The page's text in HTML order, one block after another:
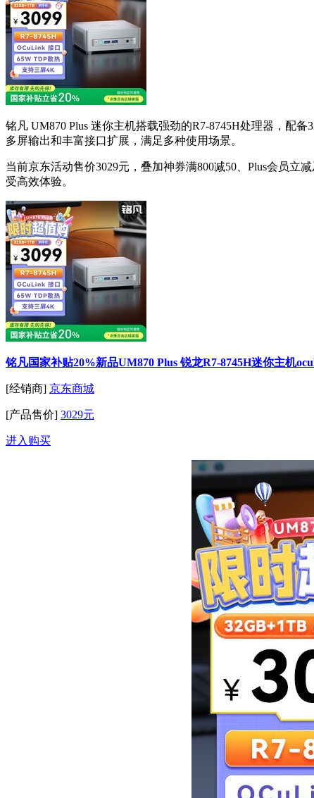
铭凡 UM870 Plus 迷你主机搭载强劲的R7-8745H处理器，配
多屏输出和丰富接口扩展，满足多种使用场景。
当前京东活动售价3029元，叠加神券满800减50、Plus会员
受高效体验。
铭凡国家补贴20%新品UM870 Plus 锐龙R7-8745H迷你主机
[经销商] 京东商城
[产品售价] 3029元
进入购买